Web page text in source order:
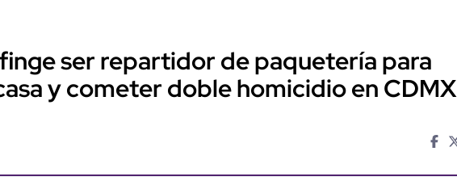
ser repartidor de paquetería para
y cometer doble homicidio en CDMX